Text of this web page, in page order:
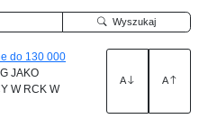
Wyszukaj
do 130 000
JAKO
W RCK W
A A